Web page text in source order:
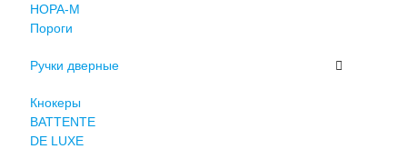
НОРА-М
Пороги
Ручки дверные
Кнокеры
BATTENTE
DE LUXE